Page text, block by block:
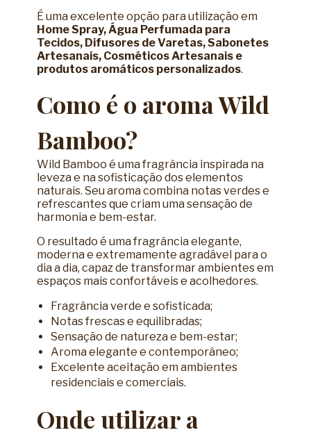
É uma excelente opção para utilização em
Home Spray, Água Perfumada para
Tecidos, Difusores de Varetas, Sabonetes
Artesanais, Cosméticos Artesanais e
produtos aromáticos personalizados.
Como é o aroma Wild
Bamboo?
Wild Bamboo é uma fragrância inspirada na
leveza e na sofisticação dos elementos
naturais. Seu aroma combina notas verdes e
refrescantes que criam uma sensação de
harmonia e bem-estar.
O resultado é uma fragrância elegante,
moderna e extremamente agradável para o
dia a dia, capaz de transformar ambientes em
espaços mais confortáveis e acolhedores.
Fragrância verde e sofisticada;
Notas frescas e equilibradas;
Sensação de natureza e bem-estar;
Aroma elegante e contemporâneo;
Excelente aceitação em ambientes
residenciais e comerciais.
Onde utilizar a